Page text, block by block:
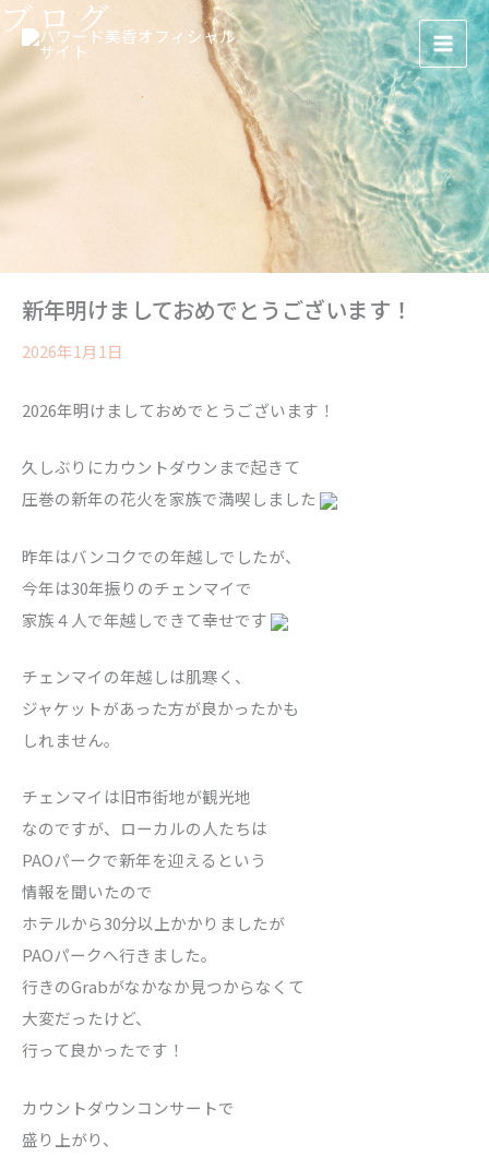
内
容
プ
ブログ
新年明けましておめでとうございます！
2026年1月1日
2026年明けましておめでとうございます！
久しぶりにカウントダウンまで起きて
圧巻の新年の花火を家族で満喫しました
昨年はバンコクでの年越しでしたが、
今年は30年振りのチェンマイで
家族４人で年越しできて幸せです
チェンマイの年越しは肌寒く、
ジャケットがあった方が良かったかも
しれません。
チェンマイは旧市街地が観光地
なのですが、ローカルの人たちは
PAOパークで新年を迎えるという
情報を聞いたので
ホテルから30分以上かかりましたが
PAOパークへ行きました。
行きのGrabがなかなか見つからなくて
大変だったけど、
行って良かったです！
カウントダウンコンサートで
盛り上がり、
ア
ー
カ